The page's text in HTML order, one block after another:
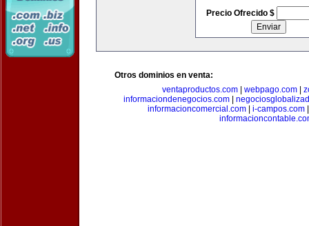
Precio Ofrecido $
Otros dominios en venta:
ventaproductos.com
webpago.com
informaciondenegocios.com|
informacioncomercial.com| i-campos.com